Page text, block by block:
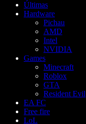
Últimas
Hardware
Pichau
AMD
Intel
NVIDIA
Games
Minecraft
Roblox
GTA
Resident Evil
EA FC
Free fire
LoL